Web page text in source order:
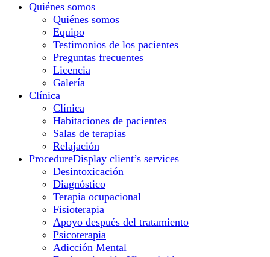
Quiénes somos
Quiénes somos
Equipo
Testimonios de los pacientes
Preguntas frecuentes
Licencia
Galería
Clínica
Clínica
Habitaciones de pacientes
Salas de terapias
Relajación
ProcedureDisplay client’s services
Desintoxicación
Diagnóstico
Terapia ocupacional
Fisioterapia
Apoyo después del tratamiento
Psicoterapia
Adicción Mental